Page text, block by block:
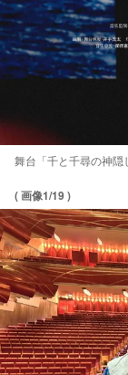
舞台「千と千尋の神隠
( 画像1/19 )